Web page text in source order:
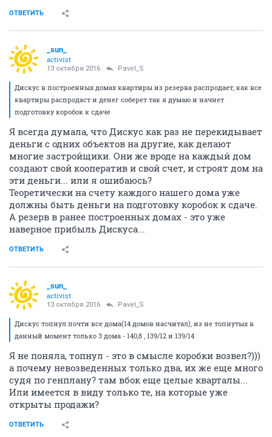
ОТВЕТИТЬ
_sun_
activist
13 октября 2016 Pavel_S
Дискус в построенных домах квартиры из резерва распродает, как все
квартиры распродаст и денег соберет так я думаю и начнет
подготовку коробок к сдаче
Я всегда думала, что Дискус как раз не перекидывает
деньги с одних объектов на другие, как делают
многие застройщики. Они же вроде на каждый дом
создают свой кооператив и свой счет, и строят дом на
эти деньги... или я ошибаюсь?
Теоретически на счету каждого нашего дома уже
должны быть деньги на подготовку коробок к сдаче.
А резерв в ранее построенных домах - это уже
наверное прибыль Дискуса...
ОТВЕТИТЬ
_sun_
activist
13 октября 2016 Pavel_S
Дискус топнул почти все дома(14 домов насчитал), из не топнутых в
данный момент только 3 дома - 140,8 , 139/12 и 139/14
Я не поняла, топнул - это в смысле коробки возвел?)))
а почему невозведенных только два, их же еще много
судя по генплану? там вбок еще целые кварталы...
Или имеется в виду только те, на которые уже
открыты продажи?
ОТВЕТИТЬ